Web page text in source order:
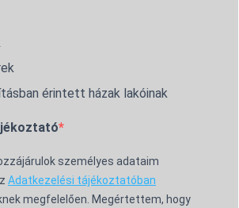
érintett házak lakóinak
személyes adataim
Adatkezelési tájékoztatóban
megfelelően. Megértettem, hogy